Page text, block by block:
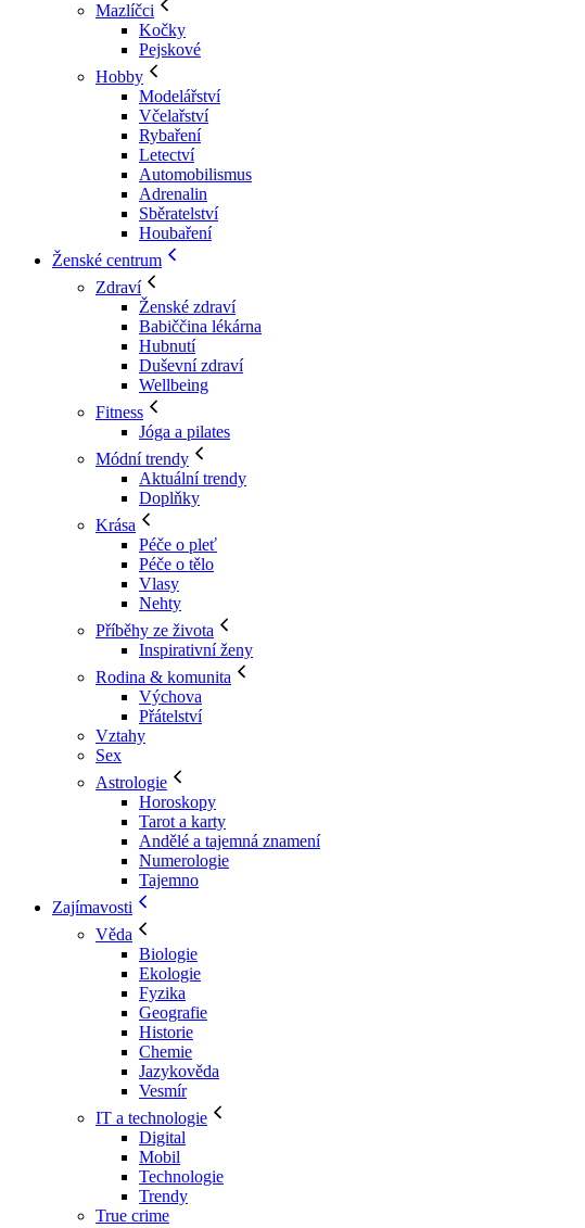
Mazlíčci
Kočky
Pejskové
Hobby
Modelářství
Včelařství
Rybaření
Letectví
Automobilismus
Adrenalin
Sběratelství
Houbaření
Ženské centrum
Zdraví
Ženské zdraví
Babiččina lékárna
Hubnutí
Duševní zdraví
Wellbeing
Fitness
Jóga a pilates
Módní trendy
Aktuální trendy
Doplňky
Krása
Péče o pleť
Péče o tělo
Vlasy
Nehty
Příběhy ze života
Inspirativní ženy
Rodina & komunita
Výchova
Přátelství
Vztahy
Sex
Astrologie
Horoskopy
Tarot a karty
Andělé a tajemná znamení
Numerologie
Tajemno
Zajímavosti
Věda
Biologie
Ekologie
Fyzika
Geografie
Historie
Chemie
Jazykověda
Vesmír
IT a technologie
Digital
Mobil
Technologie
Trendy
True crime